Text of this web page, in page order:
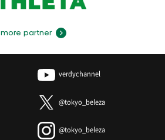
more partner
verdychannel
@tokyo_beleza
@tokyo_beleza